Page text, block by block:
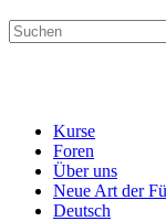
Suchen
nach:
Kurse
Foren
Über uns
Neue Art der
Deutsch